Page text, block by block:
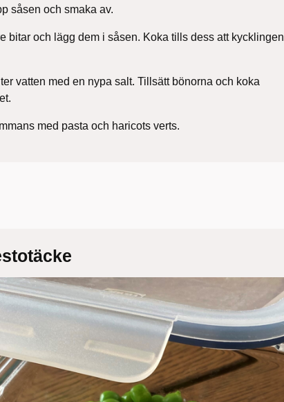
såsen och smaka av.
bitar och lägg dem i såsen. Koka tills dess att kycklingen
vatten med en nypa salt. Tillsätt bönorna och koka
med pasta och haricots verts.